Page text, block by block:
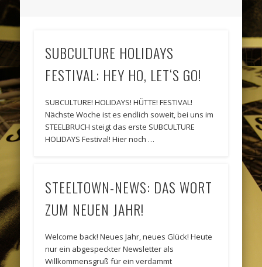
SUBCULTURE HOLIDAYS
FESTIVAL: HEY HO, LET‘S GO!
SUBCULTURE! HOLIDAYS! HÜTTE! FESTIVAL!
Nächste Woche ist es endlich soweit, bei uns im
STEELBRUCH steigt das erste SUBCULTURE
HOLIDAYS Festival! Hier noch …
STEELTOWN-NEWS: DAS WORT
ZUM NEUEN JAHR!
Welcome back! Neues Jahr, neues Glück! Heute
nur ein abgespeckter Newsletter als
Willkommensgruß für ein verdammt